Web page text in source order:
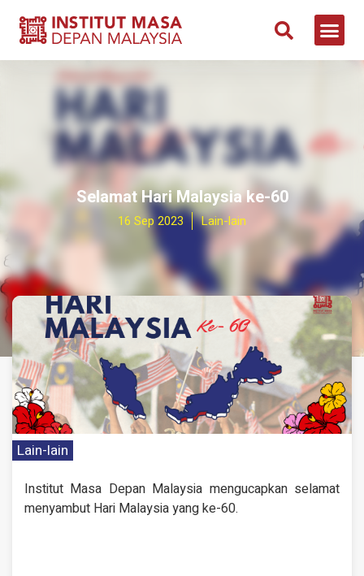
Selamat Hari Malaysia ke-60
16 Sep 2023 Lain-lain
Lain-lain
Institut Masa Depan Malaysia mengucapkan selamat
menyambut Hari Malaysia yang ke-60.